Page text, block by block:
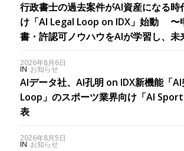
行政書士の過去案件がAI資産になる時
け「AI Legal Loop on IDX」始動 〜
書・許認可ノウハウをAIが学習し、未
2026年8月6日
IN お知らせ
AIデータ社、AI孔明 on IDX新機能「
Loop」のスポーツ業界向け「AI
表
2026年8月5日
IN お知らせ